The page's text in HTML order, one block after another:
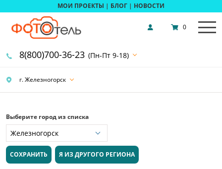
МОИ ПРОЕКТЫ | БЛОГ | НОВОСТИ
г. Железногорск
8(800)700-36-23 (Пн-Пт 9-18)
0
Выберите город из списка
СОХРАНИТЬ Я ИЗ ДРУГОГО РЕГИОНА